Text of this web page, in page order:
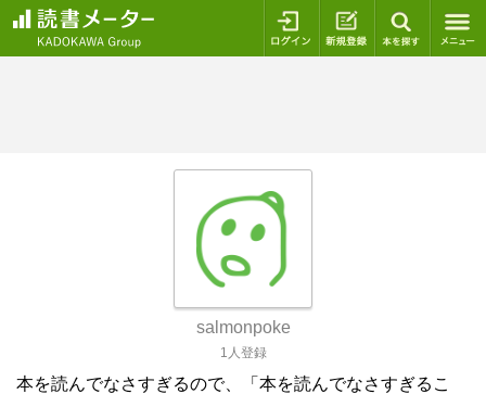
ログイン 新規登録
salmonpoke
1人登録
本を読んでなさすぎるので、「本を読んでなさすぎるこ